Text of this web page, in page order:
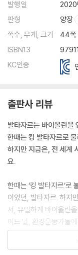
발행일
2020
판형
양장
쪽수, 무게, 크기
44
ISBN13
KC인증
출판사 리뷰
발타자르는 바이올린을
한때는 킹 발타자르로
하지만 지금은, 전 세계
요.
한때는 ‘킹 발타자르’로
이었던, 발타자르. 하지
서, 유일하게 바이올린
어느 날, 환경운동가들
길고 긴 여행을 시작합
습니다. 낯선 자유만큼